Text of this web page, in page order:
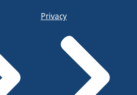
Privacy